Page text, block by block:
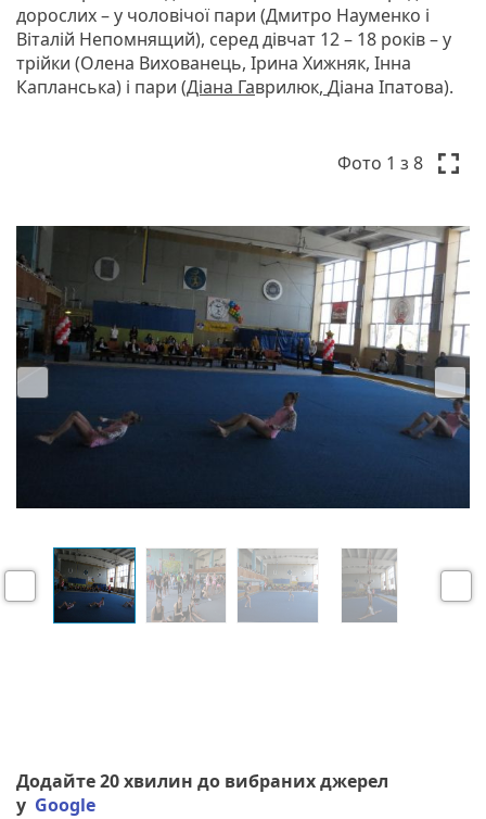
дорослих – у чоловічої пари (Дмитро Науменко і
Віталій Непомнящий), серед дівчат 12 – 18 років – у
трійки (Олена Вихованець, Ірина Хижняк, Інна
Капланська) і пари (Діана Гаврилюк, Діана Іпатова).
Фото 1 з 8
v
i
o
u
s
e
t
P
r
N
e
Додайте 20 хвилин до вибраних джерел
у Google